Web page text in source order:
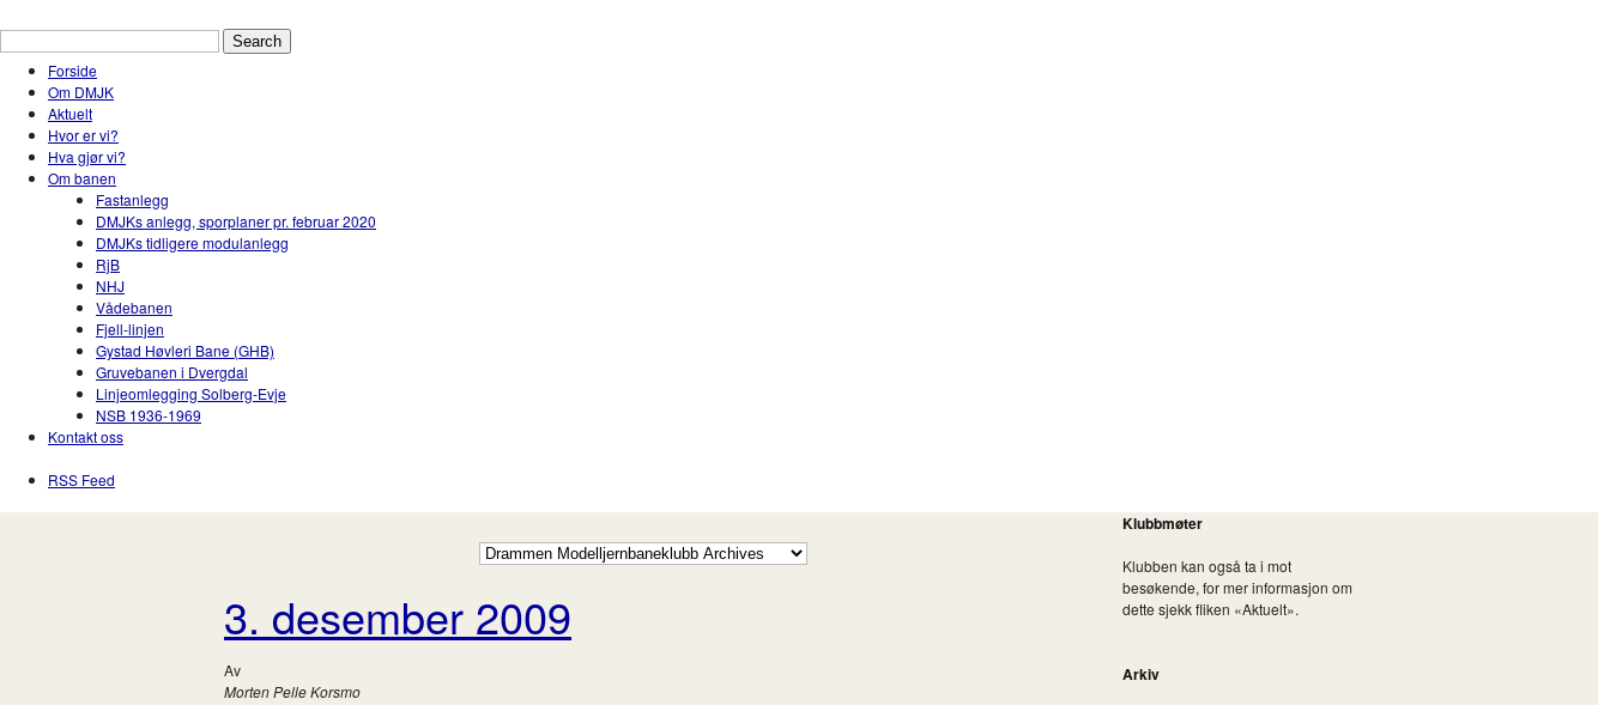
Forside
Om DMJK
Aktuelt
Hvor er vi?
Hva gjør vi?
Om banen
Fastanlegg
DMJKs anlegg, sporplaner pr. februar 2020
DMJKs tidligere modulanlegg
RjB
NHJ
Vådebanen
Fjell-linjen
Gystad Høvleri Bane (GHB)
Gruvebanen i Dvergdal
Linjeomlegging Solberg-Evje
NSB 1936-1969
Kontakt oss
RSS Feed
3. desember 2009
Av
Morten Pelle Korsmo
Klubbmøter
Klubben kan også ta i mot
besøkende, for mer informasjon om
dette sjekk fliken «Aktuelt».
Arkiv